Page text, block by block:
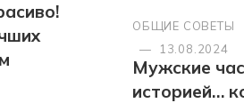
ОБЩИЕ СОВЕТЫ
—
13.08.2024
Мужские
историей…